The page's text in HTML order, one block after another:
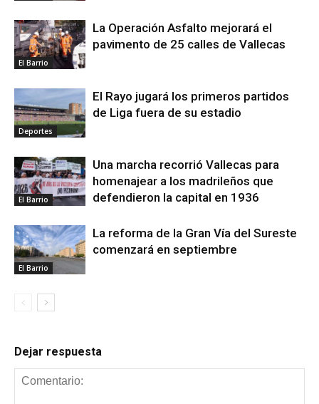
El Barrio
La Operación Asfalto mejorará el
pavimento de 25 calles de Vallecas
Deportes
El Rayo jugará los primeros partidos
de Liga fuera de su estadio
El Barrio
Una marcha recorrió Vallecas para
homenajear a los madrileños que
defendieron la capital en 1936
El Barrio
La reforma de la Gran Vía del Sureste
comenzará en septiembre
Dejar respuesta